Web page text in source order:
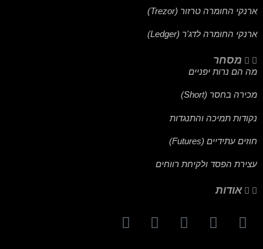
ארנקי החומרה טרזור (Trezor)
ארנקי החומרה לדג'ר (Ledger)
מסחר
מה הם נרות יפניים
מכירה בחסר (Short)
נקודות תמיכה והתנגדות
חוזים עתידיים (Futures)
עצירת הפסד ולקיחת רווחים
אודות